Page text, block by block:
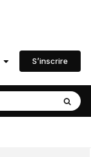
S’inscrire